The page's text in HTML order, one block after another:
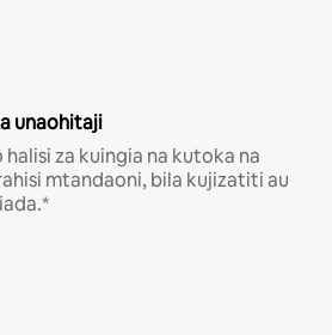
unaohitaji
za kuingia na kutoka na
mtandaoni, bila kujizatiti au